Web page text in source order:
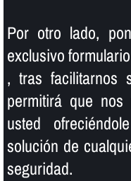
Por otro lado,
exclusivo
, tras facilitarnos
permitirá que nos
usted
solución de
seguridad.